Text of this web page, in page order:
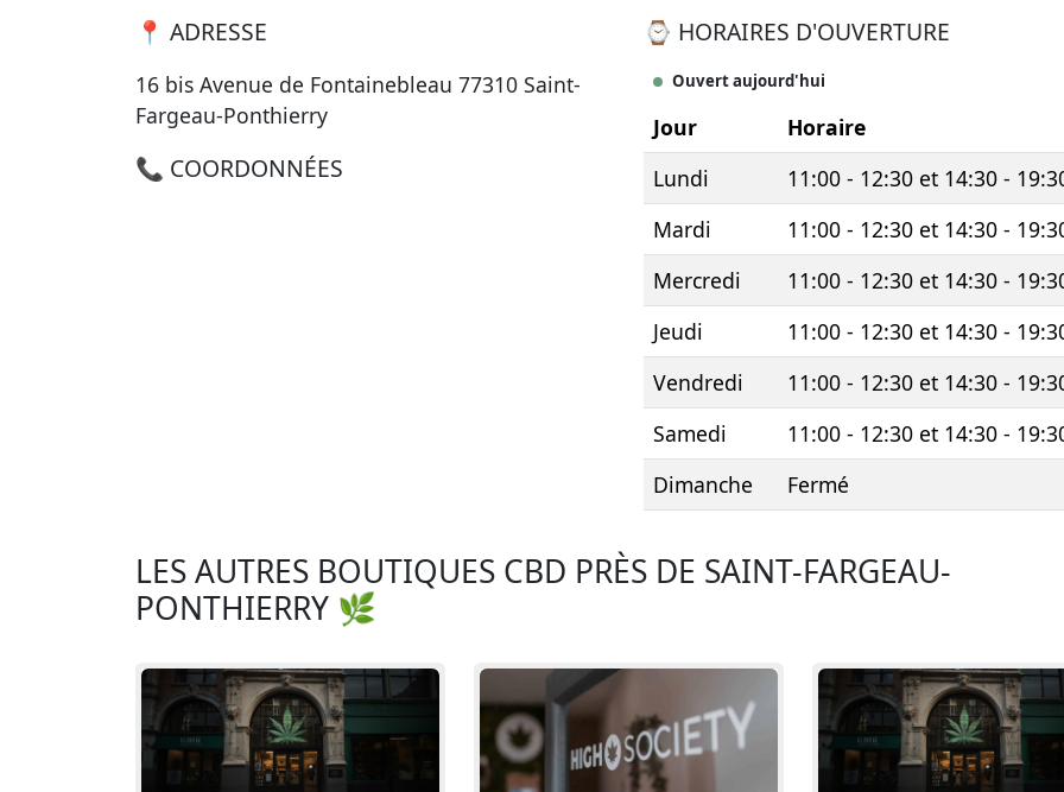
📍 ADRESSE
16 bis Avenue de Fontainebleau 77310 Saint-
Fargeau-Ponthierry
📞 COORDONNÉES
⌚ HORAIRES D'OUVERTURE
Ouvert aujourd'hui
Jour
Horaire
Lundi
11:00 - 12:30 et 14:30 -
Mardi
11:00 - 12:30 et 14:30 -
Mercredi
11:00 - 12:30 et 14:30 -
Jeudi
11:00 - 12:30 et 14:30 -
Vendredi
11:00 - 12:30 et 14:30 -
Samedi
11:00 - 12:30 et 14:30 -
Dimanche
Fermé
LES AUTRES BOUTIQUES CBD PRÈS DE SAINT-FARGEAU-
PONTHIERRY 🌿